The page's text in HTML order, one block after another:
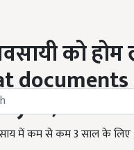
को
में कम से कम 3 साल के लिए